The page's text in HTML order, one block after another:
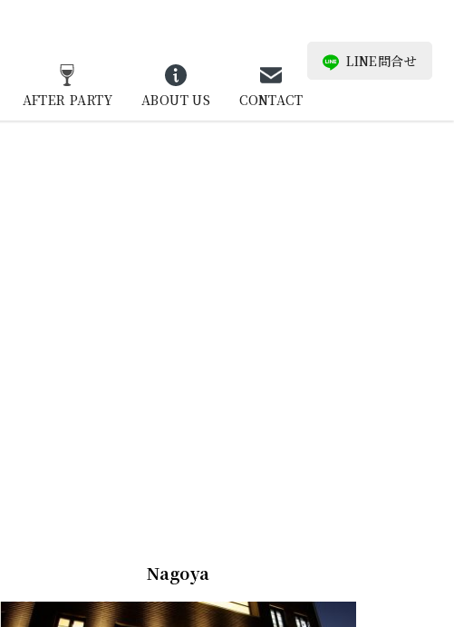
AFTER PARTY ABOUT US CONTACT
LINE問合せ
Nagoya